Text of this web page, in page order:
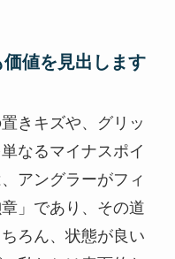
値を見出します
きキズや、グリッ
なるマイナスポイ
アングラーがフィ
」であり、その道
ろん、状態が良い